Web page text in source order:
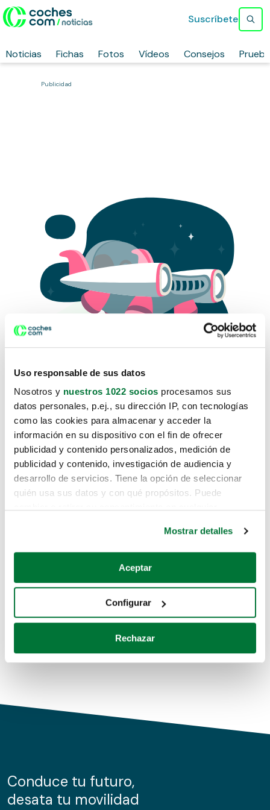
Uso responsable de sus datos
Nosotros y nuestros 1022 socios procesamos sus
datos personales, p.ej., su dirección IP, con tecnologías
como las cookies para almacenar y acceder la
información en su dispositivo con el fin de ofrecer
publicidad y contenido personalizados, medición de
publicidad y contenido, investigación de audiencia y
desarrollo de servicios. Tiene la opción de seleccionar
quién usa sus datos y con qué propósitos. Puede
Si lo permite, también quisiéramos:
Recopilar información sobre su ubicación geográfica
Identificar su dispositivo analizándolo activamente
para buscar características específicas (huellas
Obtenga más información sobre cómo se procesan sus
de cookies.
información sobre el uso que haga del sitio web con
nuestros partners de redes sociales, publicidad y análisis
Mostrar detalles
Aceptar
Configurar
Rechazar
Noticias Fichas Fotos Vídeos Consejos
Suscríbete
Publicidad
Lo sentimos, no sabemos como
te hemos traido hasta aquí.
Pero puedes encontrar el coche que estás
buscando en alguno de estos enlaces:
Coches de segunda mano
Coches de km0
Conduce tu futuro,
desata tu movilidad